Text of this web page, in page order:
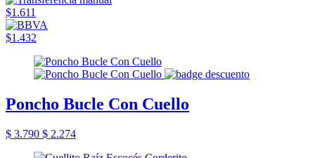
$1.611
$1.432
Poncho Bucle Con Cuello
$ 3.790 $ 2.274